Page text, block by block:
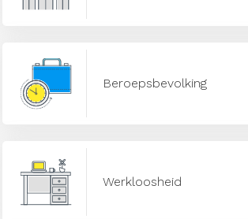
Beroepsbevolking
Werkloosheid